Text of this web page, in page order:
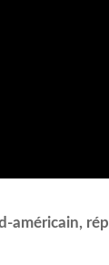
américain,